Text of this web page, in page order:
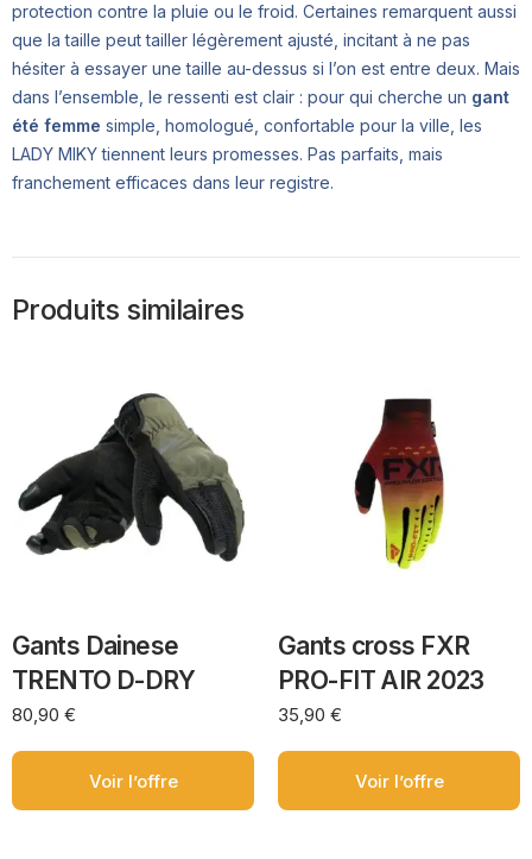
protection contre la pluie ou le froid. Certaines remarquent aussi
que la taille peut tailler légèrement ajusté, incitant à ne pas
hésiter à essayer une taille au-dessus si l’on est entre deux. Mais
dans l’ensemble, le ressenti est clair : pour qui cherche un gant
été femme simple, homologué, confortable pour la ville, les
LADY MIKY tiennent leurs promesses. Pas parfaits, mais
franchement efficaces dans leur registre.
Produits similaires
Gants Dainese
TRENTO D-DRY
80,90 €
Voir l’offre
Gants cross FXR
PRO-FIT AIR 2023
35,90 €
Voir l’offre